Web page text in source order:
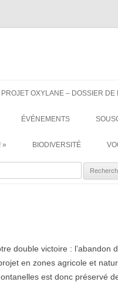
PROJET OXYLANE – DOSSIER DE
ÉVÉNEMENTS
» BIODIVERSITÉ
double victoire : l’abandon
en zones agricole et
est donc préservé